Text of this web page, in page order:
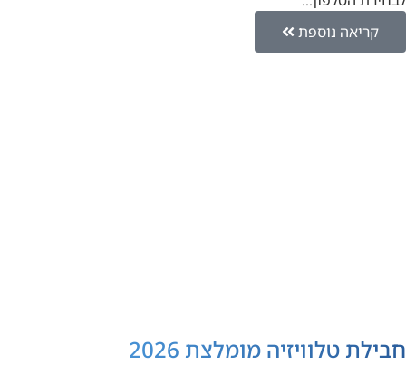
קריאה נוספת
חבילת טלוויזיה מומלצת 2026